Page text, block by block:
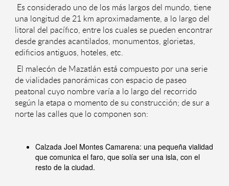
Es considerado uno de los más largos del mundo, tiene
una longitud de 21 km aproximadamente, a lo largo del
litoral del pacífico, entre los cuales se pueden encontrar
desde grandes acantilados, monumentos, glorietas,
edificios antiguos, hoteles, etc.
El malecón de Mazatlán está compuesto por una serie
de vialidades panorámicas con espacio de paseo
peatonal cuyo nombre varía a lo largo del recorrido
según la etapa o momento de su construcción; de sur a
norte las calles que lo componen son:
Calzada Joel Montes Camarena: una pequeña vialidad
que comunica el faro, que solía ser una isla, con el
resto de la ciudad.